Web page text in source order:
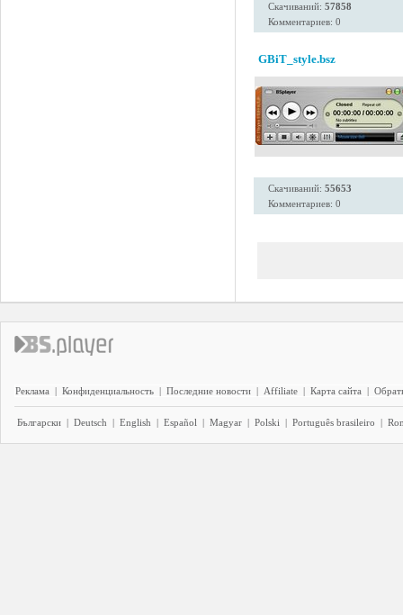
Скачиваний: 57858
Комментариев: 0
GBiT_style.bsz
Скачиваний: 55653
Комментариев: 0
Реклама | Конфиденциальность | Последние новости | Affiliate | Карта сайта |
Български | Deutsch | English | Español | Magyar | Polski | Português brasileiro |